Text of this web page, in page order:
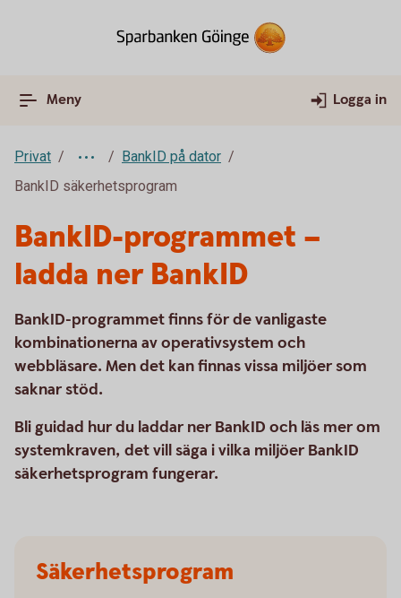
Meny Logga in
Privat
BankID på dator
BankID säkerhetsprogram
BankID-programmet –
ladda ner BankID
BankID-programmet finns för de vanligaste
kombinationerna av operativsystem och
webbläsare. Men det kan finnas vissa miljöer som
saknar stöd.
Bli guidad hur du laddar ner BankID och läs mer om
systemkraven, det vill säga i vilka miljöer BankID
säkerhetsprogram fungerar.
Säkerhetsprogram